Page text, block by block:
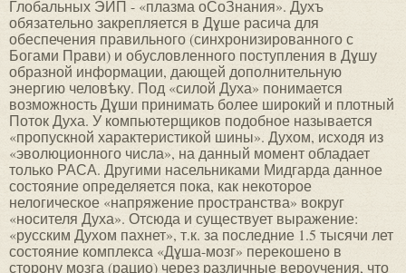
Глобальных ЭИП - «плазма оСоЗнания». Духъ
обязательно закрепляется в Дɣше расича для
обеспечения правильного (синхронизированного с
Богами Прави) и обусловленного поступления в Дɣшу
образной информации, дающей дополнительную
энергию человѣку. Под «силой Духа» понимается
возможность Дɣши принимать более широкий и плотный
Поток Духа. У компьютерщиков подобное называется
«пропускной характеристикой шины». Духом, исходя из
«эволюционного числа», на данный момент обладает
только РАСА. Другими насельниками Мидгарда данное
состояние определяется пока, как некоторое
нелогическое «напряжение пространства» вокруг
«носителя Духа». Отсюда и существует выражение:
«русским Духом пахнет», т.к. за последние 1.5 тысячи лет
состояние комплекса «Дɣша-мозг» перекошено в
сторону мозга (рацио) через различные вероучения, что